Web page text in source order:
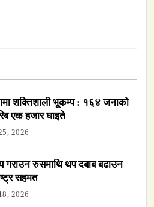
शक्तिशाली भूकम्प : १६४ जनाको
एक हजार घाइते
2026
गराउन रुसमाथि थप दबाब बढाउन
सहमत
2026